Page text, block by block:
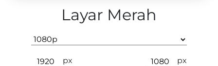
Layar Merah
px px